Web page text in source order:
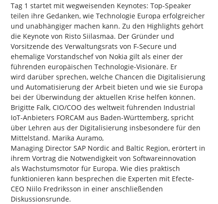
Tag 1 startet mit wegweisenden Keynotes: Top-Speaker
teilen ihre Gedanken, wie Technologie Europa erfolgreicher
und unabhängiger machen kann. Zu den Highlights gehört
die Keynote von Risto Siilasmaa. Der Gründer und
Vorsitzende des Verwaltungsrats von F-Secure und
ehemalige Vorstandschef von Nokia gilt als einer der
führenden europäischen Technologie-Visionäre. Er
wird darüber sprechen, welche Chancen die Digitalisierung
und Automatisierung der Arbeit bieten und wie sie Europa
bei der Überwindung der aktuellen Krise helfen können.
Brigitte Falk, CIO/COO des weltweit führenden Industrial
IoT-Anbieters FORCAM aus Baden-Württemberg, spricht
über Lehren aus der Digitalisierung insbesondere für den
Mittelstand. Marika Auramo,
Managing Director SAP Nordic and Baltic Region, erörtert in
ihrem Vortrag die Notwendigkeit von Softwareinnovation
als Wachstumsmotor für Europa. Wie dies praktisch
funktionieren kann besprechen die Experten mit Efecte-
CEO Niilo Fredriksson in einer anschließenden
Diskussionsrunde.